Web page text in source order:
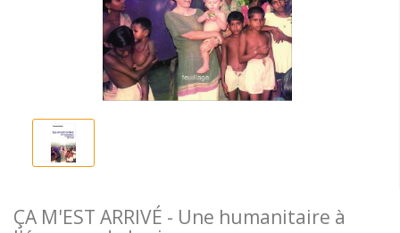
ÇA M'EST ARRIVÉ - Une humanitaire à